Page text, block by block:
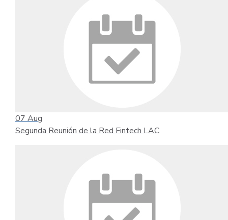
07 Aug
Segunda Reunión de la Red Fintech LAC